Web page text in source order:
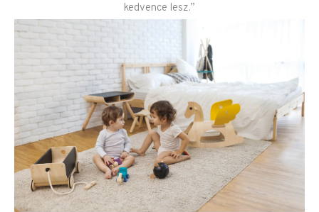
kedvence lesz.”